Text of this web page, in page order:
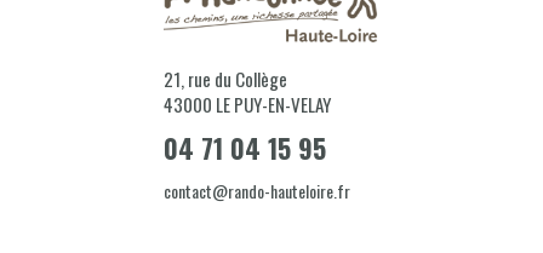
21, rue du Collège
43000 LE PUY-EN-VELAY
04 71 04 15 95
contact@rando-hauteloire.fr